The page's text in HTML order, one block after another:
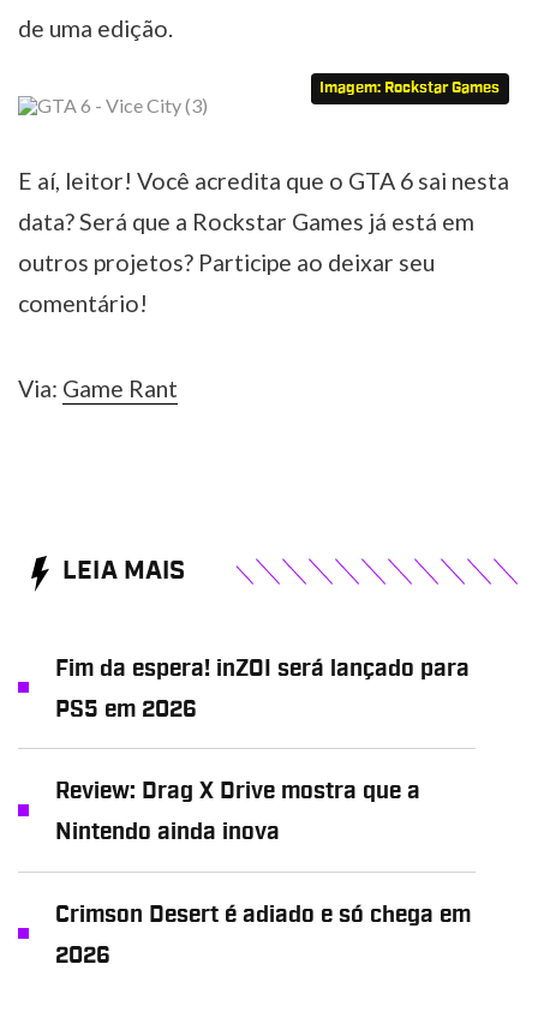
de uma edição.
Imagem: Rockstar Games
E aí, leitor! Você acredita que o GTA 6 sai nesta
data? Será que a Rockstar Games já está em
outros projetos? Participe ao deixar seu
comentário!
Via: Game Rant
LEIA MAIS
Fim da espera! inZOI será lançado para
PS5 em 2026
Review: Drag X Drive mostra que a
Nintendo ainda inova
Crimson Desert é adiado e só chega em
2026